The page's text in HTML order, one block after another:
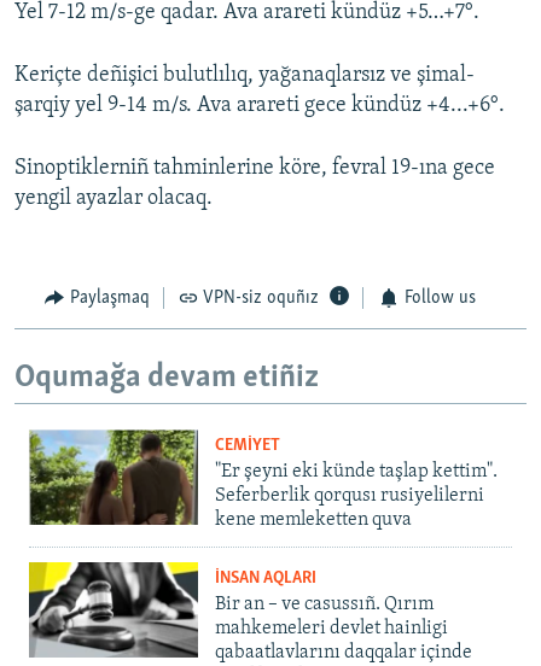
Yel 7-12 m/s-ge qadar. Ava arareti kündüz +5…+7°.
Keriçte deñişici bulutlılıq, yağanaqlarsız ve şimal-
şarqiy yel 9-14 m/s. Ava arareti gece kündüz +4...+6°.
Sinoptiklerniñ tahminlerine köre, fevral 19-ına gece
yengil ayazlar olacaq.
Paylaşmaq VPN-siz oquñız Follow us
Oqumağa devam etiñiz
CEMİYET
"Er şeyni eki künde taşlap kettim".
Seferberlik qorqusı rusiyelilerni
kene memleketten quva
İNSAN AQLARI
Bir an – ve casussıñ. Qırım
mahkemeleri devlet hainligi
qabaatlavlarını daqqalar içinde